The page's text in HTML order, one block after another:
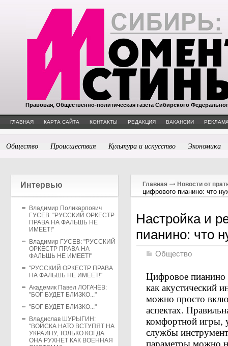
Правовая, Общественно-политическая газета Сибирского
ГЛАВНАЯ КАРТА САЙТА КОНТАКТЫ РЕДАКЦИЯ ВАКАНСИИ
Общество Происшествия Культура и искусство Экономика
Интервью
Владимир Поликарпович
ГУСЕВ: "РУССКИЙ ОРКЕСТР
ПРАВА НА ФАЛЬШЬ НЕ
ИМЕЕТ!"
Владимир ГУСЕВ: "РУССКИЙ
ОРКЕСТР ПРАВА НА
ФАЛЬШЬ НЕ ИМЕЕТ!"
"РУССКИЙ ОРКЕСТР ПРАВА
НА ФАЛЬШЬ НЕ ИМЕЕТ!"
Академик Павел ЛОГАЧЁВ:
"БОГ БУДЕТ БЛИЗКО..."
"БОГ БУДЕТ БЛИЗКО..."
Владислав ШУРЫГИН:
"ВОЙСКА НАТО ВСТУПЯТ НА
УКРАИНУ, ТОЛЬКО КОГДА
ОНА РУХНЕТ КАК ВОЕННАЯ
Главная Новости от
цифрового пианино: что
Настройка и
пианино: что
Общество
Цифровое пианино
как акустический
можно просто
аспектах.
комфортной игры,
службы
параметры можно